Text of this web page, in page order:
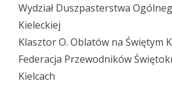
Wydział Duszpasterstwa
Kieleckiej
Klasztor O. Oblatów na Świętym
Federacja Przewodników
Kielcach